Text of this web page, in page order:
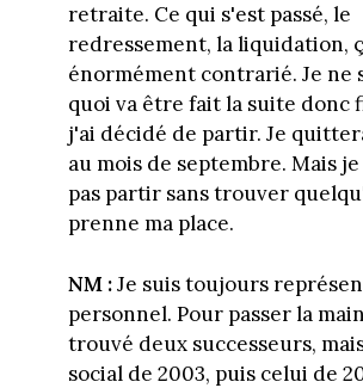
retraite. Ce qui s'est passé, le
redressement, la liquidation,
énormément contrarié. Je ne
quoi va être fait la suite donc
j'ai décidé de partir. Je
au mois de septembre. Mais
pas partir sans trouver
prenne ma place.
NM :Je suis toujours
personnel. Pour passer la
trouvé deux successeurs,
social de 2003, puis celui de